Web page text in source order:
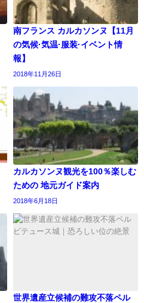
南フランス カルカソンヌ【11月
の気候·気温·服装·イベント情
報】
2018年11月26日
カルカソンヌ観光を100％楽しむ
ための 地元ガイド案内
2018年6月18日
世界遺産立候補の難攻不落ペル